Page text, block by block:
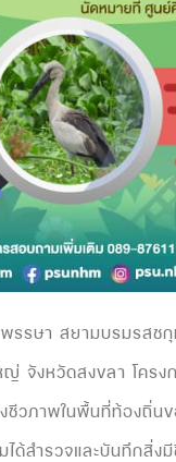
า สยามบรมรสชกุม
จังหวัดสงขลา โคร
ชีวภาพในพื้นที่ท้องถิ่น
ด้สำรวจและบันทึกสิ่ง